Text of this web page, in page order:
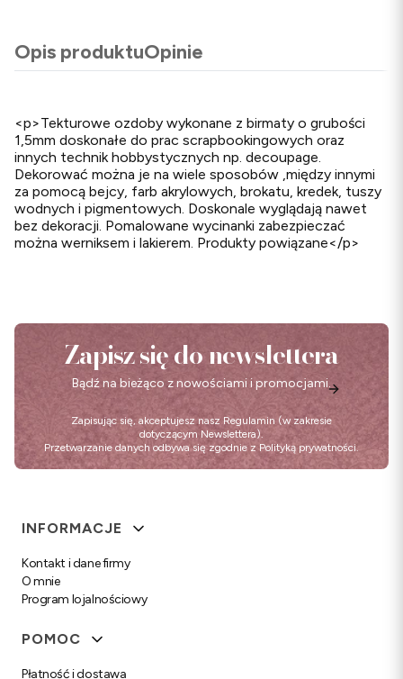
Opis produktuOpinie
<p>Tekturowe ozdoby wykonane z birmaty o grubości
1,5mm doskonałe do prac scrapbookingowych oraz
innych technik hobbystycznych np. decoupage.
Dekorować można je na wiele sposobów ,między innymi
za pomocą bejcy, farb akrylowych, brokatu, kredek, tuszy
wodnych i pigmentowych. Doskonale wyglądają nawet
bez dekoracji. Pomalowane wycinanki zabezpieczać
można werniksem i lakierem. Produkty powiązane</p>
Zapisz się do newslettera
Bądź na bieżąco z nowościami i promocjami.
Zapisując się, akceptujesz nasz Regulamin (w zakresie
dotyczącym Newslettera).
Przetwarzanie danych odbywa się zgodnie z Polityką prywatności.
Linki w stopce
INFORMACJE
Kontakt i dane firmy
O mnie
Program lojalnościowy
POMOC
Płatność i dostawa